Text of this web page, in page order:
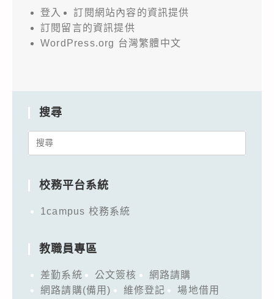
登入
訂閱網站內容的資訊提供
訂閱留言的資訊提供
WordPress.org 台灣繁體中文
搜尋
Search
校務平台系統
1campus 校務系統
教職員專區
差勤系統 公文簽核
網路請購
網路請購(備用)
維修登記
場地借用